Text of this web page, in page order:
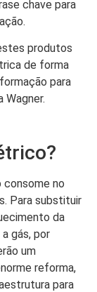
chave para
produtos
de forma
para
Wagner.
consome no
Para substituir
da
gás, por
um
reforma,
para